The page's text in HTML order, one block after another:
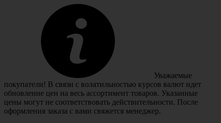
Уважаемые
покупатели! В связи с волатильностью курсов валют идет
обновление цен на весь ассортимент товаров. Указанные
цены могут не соответствовать действительности. После
оформления заказа с вами свяжется менеджер.